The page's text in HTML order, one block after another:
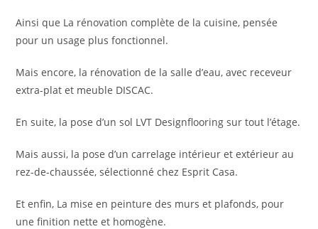
Ainsi que La rénovation complète de la cuisine, pensée
pour un usage plus fonctionnel.
Mais encore, la rénovation de la salle d’eau, avec receveur
extra-plat et meuble DISCAC.
En suite, la pose d’un sol LVT Designflooring sur tout l’étage.
Mais aussi, la pose d’un carrelage intérieur et extérieur au
rez-de-chaussée, sélectionné chez Esprit Casa.
Et enfin, La mise en peinture des murs et plafonds, pour
une finition nette et homogène.